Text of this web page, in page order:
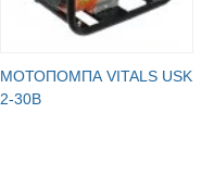
МОТОПОМПА VITALS USK
2-30B